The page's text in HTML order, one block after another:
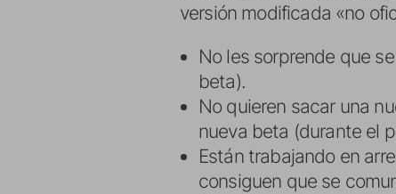
versión modificada «no
No les sorprende que
beta).
No quieren sacar una
nueva beta (durante el
Están trabajando en
consiguen que se